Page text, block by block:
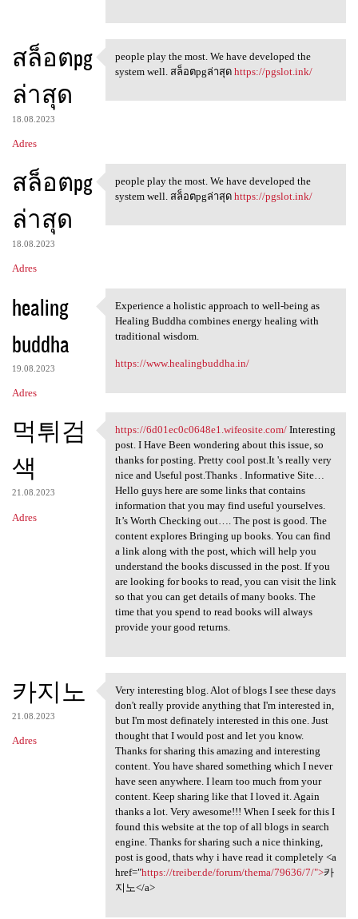
สล็อตpg
ล่าสุด
18.08.2023
Adres
people play the most. We have
people play the most. We have developed the
system well. สล็อตpgล่าสุด https://pgslot.ink/
สล็อตpg
ล่าสุด
18.08.2023
Adres
people play the most. We have
people play the most. We have developed the
system well. สล็อตpgล่าสุด https://pgslot.ink/
healing
buddha
19.08.2023
Adres
Experience a holistic
Experience a holistic approach to well-being as
Healing Buddha combines energy healing with
traditional wisdom.
https://www.healingbuddha.in/
먹튀검
색
21.08.2023
Adres
https://6d01ec0c0648e1
https://6d01ec0c0648e1.wifeosite.com/Interesting
post. I Have Been wondering about this issue, so
thanks for posting. Pretty cool post.It 's really very
nice and Useful post.Thanks . Informative Site…
Hello guys here are some links that contains
information that you may find useful yourselves.
It’s Worth Checking out…. The post is good. The
content explores Bringing up books. You can find
a link along with the post, which will help you
understand the books discussed in the post. If you
are looking for books to read, you can visit the link
so that you can get details of many books. The
time that you spend to read books will always
provide your good returns.
카지노
21.08.2023
Adres
Very interesting blog. Alot
Very interesting blog. Alot of blogs I see these days
don't really provide anything that I'm interested in,
but I'm most definately interested in this one. Just
thought that I would post and let you know.
Thanks for sharing this amazing and interesting
content. You have shared something which I never
have seen anywhere. I learn too much from your
content. Keep sharing like that I loved it. Again
thanks a lot. Very awesome!!! When I seek for this I
found this website at the top of all blogs in search
engine. Thanks for sharing such a nice thinking,
post is good, thats why i have read it completely <a
href="https://treiber.de/forum/thema/79636/7/">카
지노</a>